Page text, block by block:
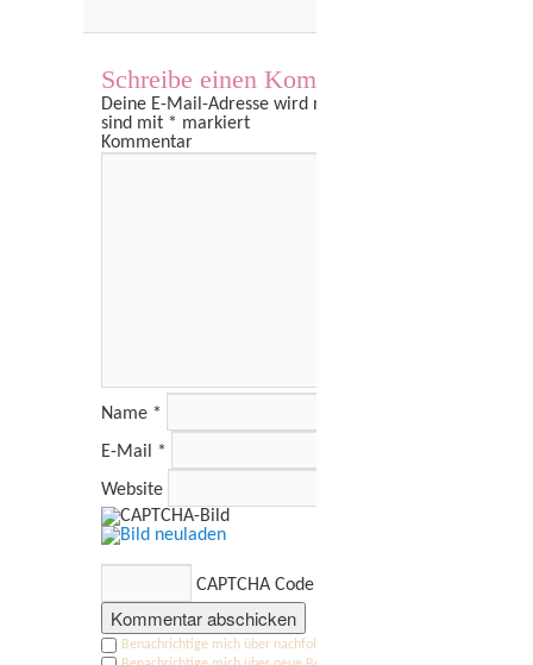
Schreibe einen Kommentar
Deine E-Mail-Adresse wird nicht veröffentlicht.
sind mit * markiert
Kommentar
Name *
E-Mail
*
Website
CAPTCHA Code*
Benachrichtige mich über nachfolgende Kommentare via E-Mail.